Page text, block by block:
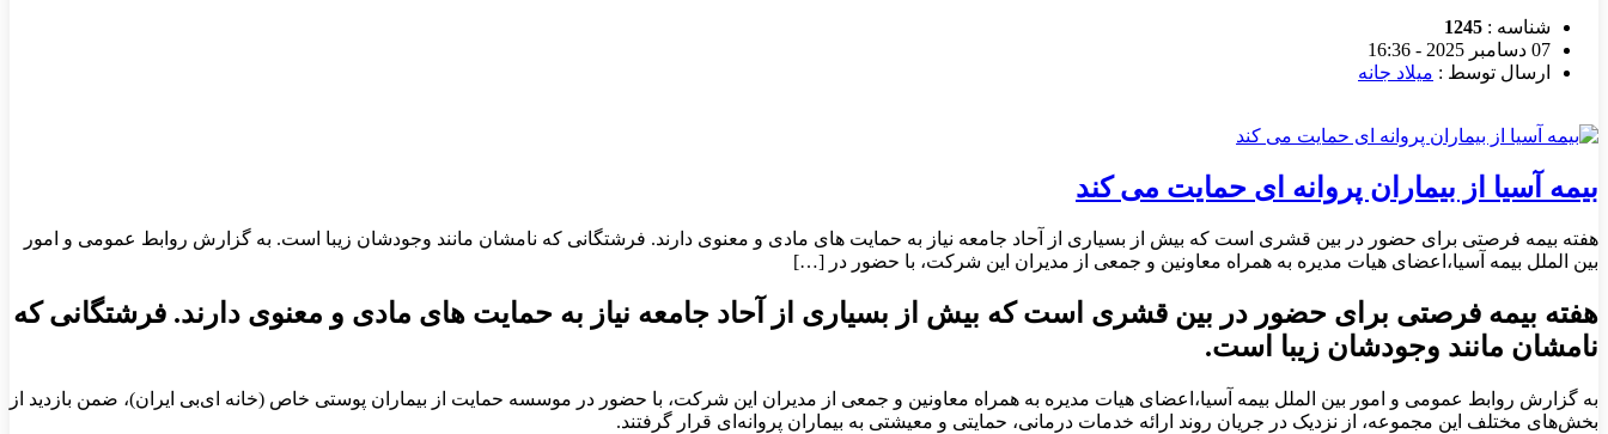
شناسه : 1245
07 دسامبر 2025 - 16:36
ارسال توسط : میلاد جانه
بیمه آسیا از بیماران پروانه ای حمایت می کند
هفته بیمه فرصتی برای حضور در بین قشری است که بیش از بسیاری از آحاد جامعه نیاز به حمایت های مادی و معنوی دارند. فرشتگانی که نامشان مانند وجودشان زیبا است. به گزارش روابط عمومی و امور
بین الملل بیمه آسیا،اعضای هیات مدیره به همراه معاونین و جمعی از مدیران این شرکت، با حضور در […]
هفته بیمه فرصتی برای حضور در بین قشری است که بیش از بسیاری از آحاد جامعه نیاز به حمایت های مادی و معنوی دارند. فرشتگانی که
نامشان مانند وجودشان زیبا است.
به گزارش روابط عمومی و امور بین الملل بیمه آسیا،اعضای هیات مدیره به همراه معاونین و جمعی از مدیران این شرکت، با حضور در موسسه حمایت از بیماران پوستی خاص (خانه ای‌بی ایران)، ضمن بازدید از
بخش‌های مختلف این مجموعه، از نزدیک در جریان روند ارائه خدمات درمانی، حمایتی و معیشتی به بیماران پروانه‌ای قرار گرفتند.